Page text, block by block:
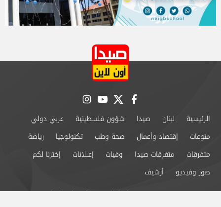
facebook
twitter
youtube
instagram
الرئيسية لبنان صيدا شؤون فلسطينية
عربي دولي
منوعات
إقتصاد وأعمال صحة وطب تكنولوجيا
رياضة
متفرقات
متفرقات صيدا وفيات إعــلانات
إخترنا لكم
صور وفيديو
أرشيف
من نحن
سياسة الخصوصية اتصل بنا